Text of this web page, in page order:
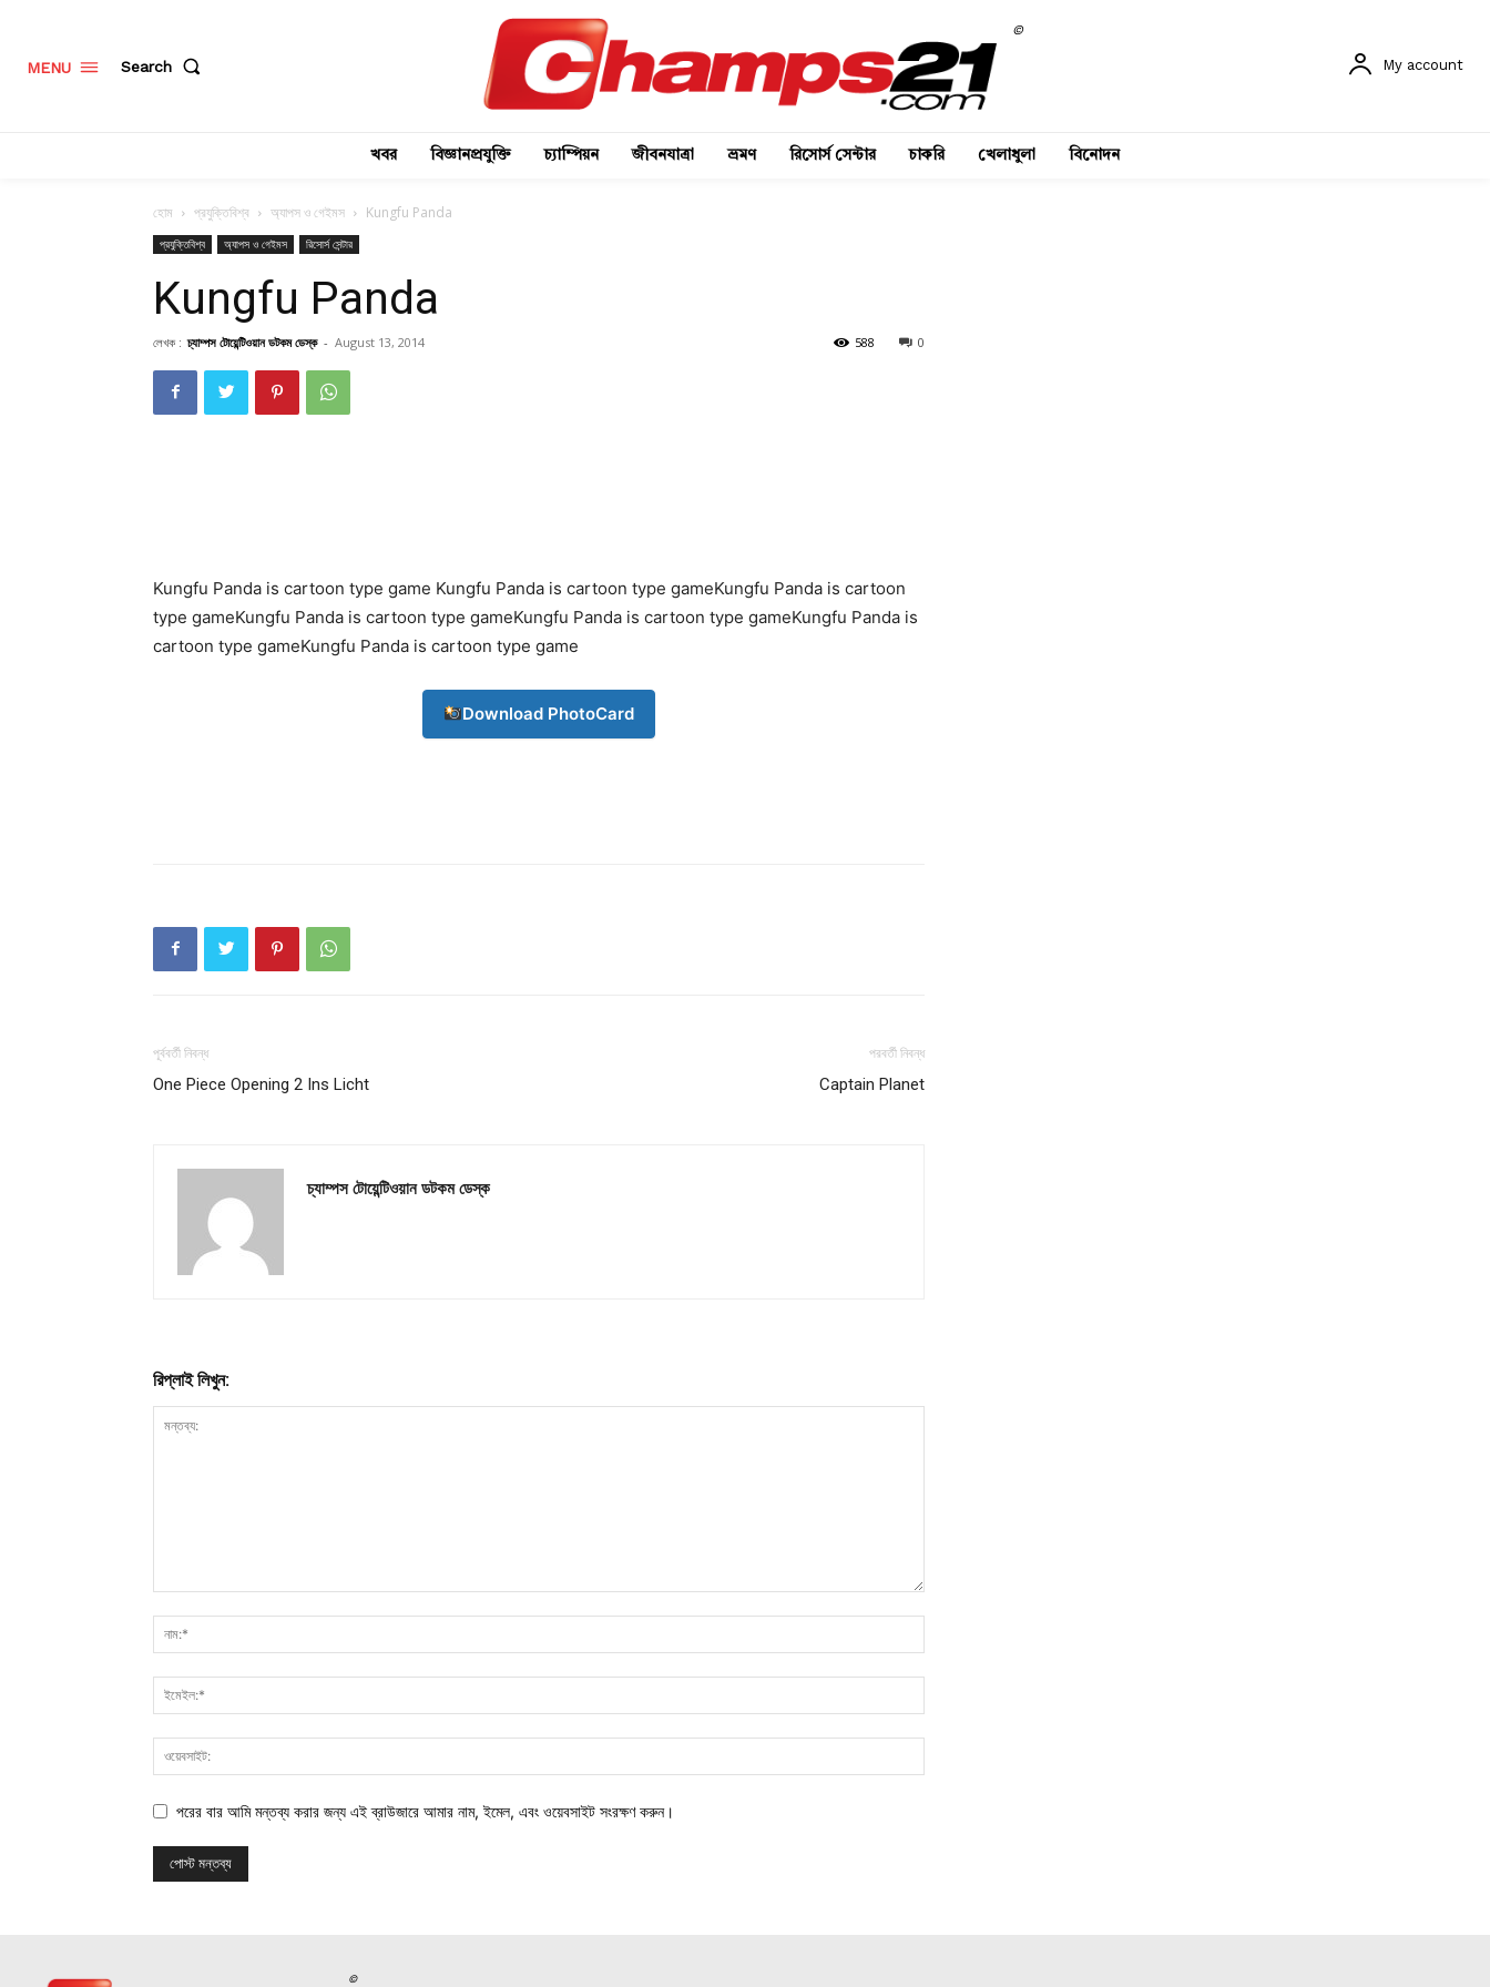
Company
MENU Search
©
My account
খবর বিজ্ঞানপ্রযুক্তি চ্যাম্পিয়ন জীবনযাত্রা ভ্রমণ রিসোর্স সেন্টার চাকরি খেলাধুলা বিনোদন
হোম প্রযুক্তিবিশ্ব অ্যাপস ও গেইমস Kungfu Panda
প্রযুক্তিবিশ্ব অ্যাপস ও গেইমস রিসোর্স সেন্টার
Kungfu Panda
লেখক : চ্যাম্পস টোয়েন্টিওয়ান ডটকম ডেস্ক - August 13, 2014 0
588
Kungfu Panda is cartoon type game Kungfu Panda is cartoon type gameKungfu Panda is cartoon
type gameKungfu Panda is cartoon type gameKungfu Panda is cartoon type gameKungfu Panda is
cartoon type gameKungfu Panda is cartoon type game
Download PhotoCard
পূর্ববর্তী নিবন্ধ
One Piece Opening 2 Ins Licht
পরবর্তী নিবন্ধ
Captain Planet
চ্যাম্পস টোয়েন্টিওয়ান ডটকম ডেস্ক
রিপ্লাই লিখুন:
পরের বার আমি মন্তব্য করার জন্য এই ব্রাউজারে আমার নাম, ইমেল, এবং ওয়েবসাইট সংরক্ষণ করুন।
©